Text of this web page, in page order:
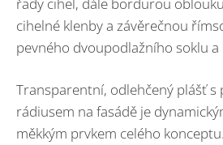
cihelné klenby a závěrečnou
pevného dvoupodlažního soklu a
Transparentní, odlehčený plášť s
rádiusem na fasádě je
měkkým prvkem celého